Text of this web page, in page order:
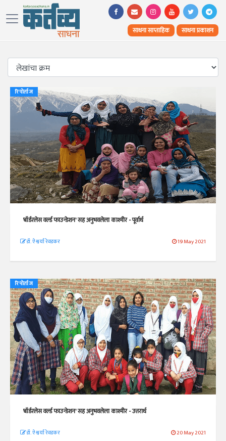
साधना साप्ताहिक साधना प्रकाशन
रिपोर्ताज
'बॉर्डरलेस वर्ल्ड फाउन्डेशन' सह अनुभवलेला काश्मीर - पूर्वार्ध
डॉ. ऐश्वर्या रेवडकर 19 May 2021
रिपोर्ताज
'बॉर्डरलेस वर्ल्ड फाउन्डेशन' सह अनुभवलेला काश्मीर - उत्तरार्ध
डॉ. ऐश्वर्या रेवडकर 20 May 2021